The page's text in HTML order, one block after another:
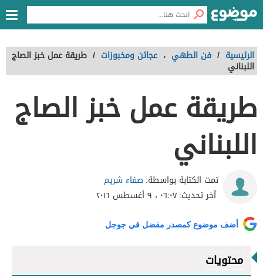
الرئيسية / فن الطهي ، عجائن ومخبوزات / طريقة عمل خبز الصاج
اللبناني
طريقة عمل خبز الصاج
اللبناني
تمت الكتابة بواسطة: صفاء شريم
آخر تحديث:٠٦:٠٧ ، ٩ أغسطس ٢٠١٦
أضف موضوع كمصدر مفضل في جوجل
محتويات